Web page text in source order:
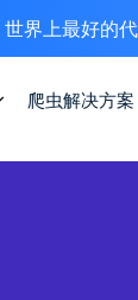
世界上最好的
爬虫解决方案